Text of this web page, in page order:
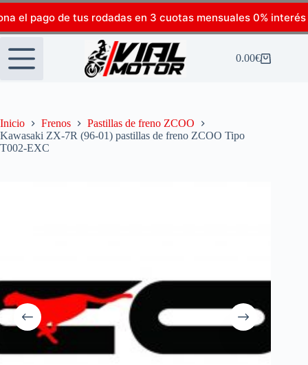
el pago de tus rodadas en 3 cuotas mensuales 0% interés
0.00€
Inicio Frenos
Pastillas de freno ZCOO
Kawasaki ZX-7R (96-01) pastillas de freno ZCOO Tipo
T002-EXC